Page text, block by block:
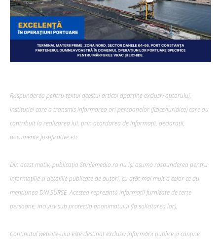
Răspunderea pentru textul acestui articol aparține exclusiv autorului,
instituției care a transmis informarea ori persoanelor (fizice/juridice) care au
contribuit la realizarea lui, prin acordarea de informații, declarații,
documente justificative etc.
Din acest motiv, publicația Stirilemedia.ro nu își asumă răspunderea pentru
informațiile și detaliile publicate de autori, cu atât mai mult a celor ce au
mențiunea DIN SURSE. Acestea reprezintă informații furnizate de terțe
persoane, incluisv sub protecția anonimatului (la solicitarea lor).
Conținutul website-ului este destinat exclusiv informării publice și conține